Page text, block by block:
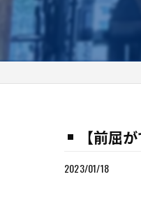
【前屈
2023/01/18